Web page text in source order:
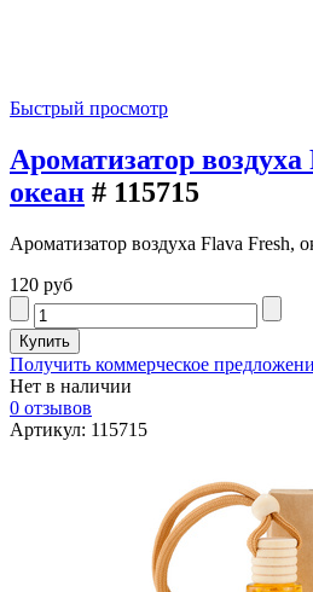
Быстрый просмотр
Ароматизатор
океан # 115715
Ароматизатор воздуха Flava Fresh,
120 руб
Получить коммерческое
Нет в наличии
0 отзывов
Артикул: 115715